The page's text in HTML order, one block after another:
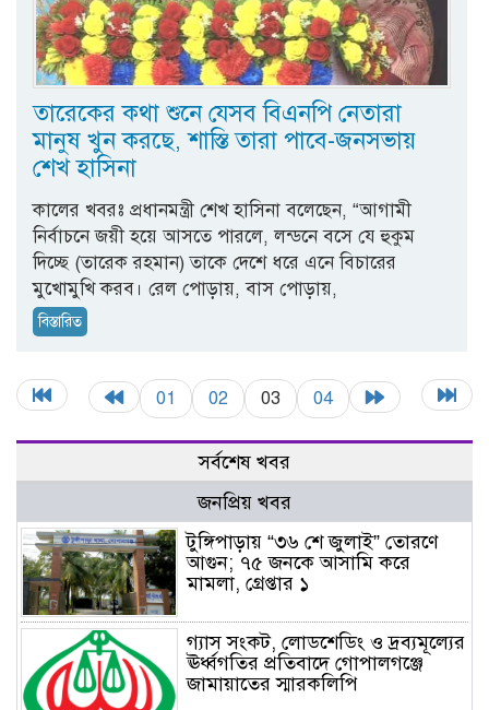
তারেকের কথা শুনে যেসব বিএনপি নেতারা
মানুষ খুন করছে, শাস্তি তারা পাবে-জনসভায়
শেখ হাসিনা
কালের খবরঃ প্রধানমন্ত্রী শেখ হাসিনা বলেছেন, “আগামী
নির্বাচনে জয়ী হয়ে আসতে পারলে, লন্ডনে বসে যে হুকুম
দিচ্ছে (তারেক রহমান) তাকে দেশে ধরে এনে বিচারের
মুখোমুখি করব। রেল পোড়ায়, বাস পোড়ায়,
বিস্তারিত
01 02 03 04
সর্বশেষ খবর
জনপ্রিয় খবর
টুঙ্গিপাড়ায় “৩৬ শে জুলাই” তোরণে
আগুন; ৭৫ জনকে আসামি করে
মামলা, গ্রেপ্তার ১
গ্যাস সংকট, লোডশেডিং ও দ্রব্যমূল্যের
ঊর্ধ্বগতির প্রতিবাদে গোপালগঞ্জে
জামায়াতের স্মারকলিপি